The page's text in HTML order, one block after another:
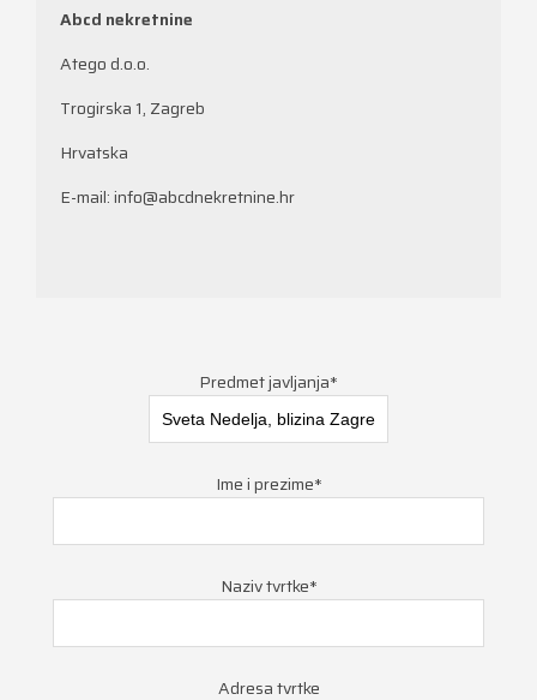
Abcd nekretnine
Atego d.o.o.
Trogirska 1, Zagreb
Hrvatska
E-mail:info@abcdnekretnine.hr
Predmet javljanja*
Ime i prezime*
Naziv tvrtke*
Adresa tvrtke